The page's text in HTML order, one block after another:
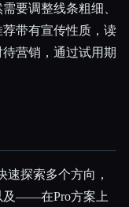
要调整线条粗细、
带有宣传性质，读
营销，通过试用期
探索多个方向，
及——在Pro方案上